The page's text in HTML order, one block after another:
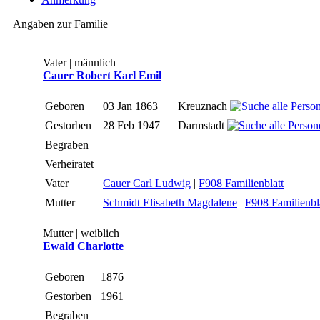
Angaben zur Familie
Vater | männlich
Cauer Robert Karl Emil
Geboren 03 Jan 1863
Kreuznach
Gestorben
28 Feb 1947
Darmstadt
Begraben
Verheiratet
Vater
Cauer Carl Ludwig | F908 Familienblatt
Mutter
Schmidt Elisabeth Magdalene | F908
Mutter | weiblich
Ewald Charlotte
Geboren
1876
Gestorben
1961
Begraben